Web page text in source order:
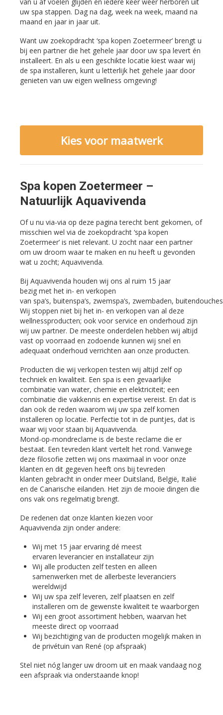
uw spa stappen. Dag na dag, week na week, maand na
maand en jaar in jaar uit.
Want uw zoekopdracht ‘spa kopen Zoetermeer’ brengt u
bij een partner die het gehele jaar door uw spa levert én
installeert. En als u een geschikte locatie kiest waar wij
de spa installeren, kunt u letterlijk het gehele jaar door
genieten van uw eigen wellness omgeving!
Kies voor maatwerk
Spa kopen Zoetermeer –
Natuurlijk Aquavivenda
Of u nu via-via op deze pagina terecht bent gekomen, of
misschien wel via de zoekopdracht ‘spa kopen
Zoetermeer’ is niet relevant. U zocht naar een partner
om uw droom waar te maken en nu heeft u gevonden
wat u zocht; Aquavivenda.
Bij Aquavivenda houden wij ons al ruim 15 jaar
bezig met het in- en verkopen
van spa’s, buitenspa’s, zwemspa’s, zwembaden,
Wij stoppen niet bij het in- en verkopen van al deze
wellnessproducten; ook voor service en onderhoud zijn
wij uw partner. De meeste onderdelen hebben wij altijd
vast op voorraad en zodoende kunnen wij snel en
adequaat onderhoud verrichten aan onze producten.
Producten die wij verkopen testen wij altijd zelf op
techniek en kwaliteit. Een spa is een gevaarlijke
combinatie van water, chemie en elektriciteit; een
combinatie die vakkennis en expertise vereist. En dat is
dan ook de reden waarom wij uw spa zelf komen
installeren op locatie. Perfectie tot in de puntjes, dat is
waar wij voor staan bij Aquavivenda.
Mond-op-mondreclame is de beste reclame die er
bestaat. Een tevreden klant vertelt het rond. Vanwege
deze filosofie zetten wij ons maximaal in voor onze
klanten en dit gegeven heeft ons bij tevreden
klanten gebracht in onder meer Duitsland, België, Italië
en de Canarische eilanden. Het zijn de mooie dingen die
ons vak ons regelmatig brengt.
De redenen dat onze klanten kiezen voor
Aquavivenda zijn onder andere:
Wij met 15 jaar ervaring dé meest
ervaren leverancier en installateur zijn
Wij alle producten zelf testen en alleen
samenwerken met de allerbeste leveranciers
wereldwijd
Wij uw spa zelf leveren, zelf plaatsen en zelf
installeren om de gewenste kwaliteit te waarborgen
Wij een groot assortiment hebben, waarvan het
meeste direct op voorraad
Wij bezichtiging van de producten mogelijk maken in
de privétuin van René (op afspraak)
Stel niet nóg langer uw droom uit en maak vandaag nog
een afspraak via onderstaande knop!